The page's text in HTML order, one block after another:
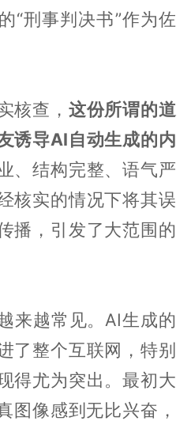
“刑事判决书”作为佐
核查， 这份所谓的道
诱导AI自动生成的内
、结构完整、语气严
核实的情况下将其误
播，引发了大范围的
来越常见。AI生成的
了整个互联网，特别
得尤为突出。最初大
图像感到无比兴奋，